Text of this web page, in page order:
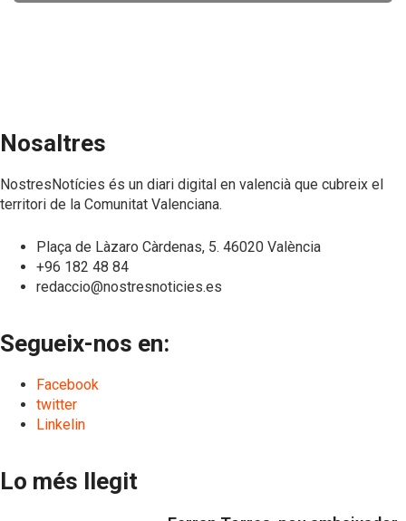
Nosaltres
NostresNotícies és un diari digital en valencià que cubreix el
territori de la Comunitat Valenciana.
Plaça de Làzaro Càrdenas, 5. 46020 València
+96 182 48 84
redaccio@nostresnoticies.es
Segueix-nos en:
Facebook
twitter
Linkelin
Lo més llegit